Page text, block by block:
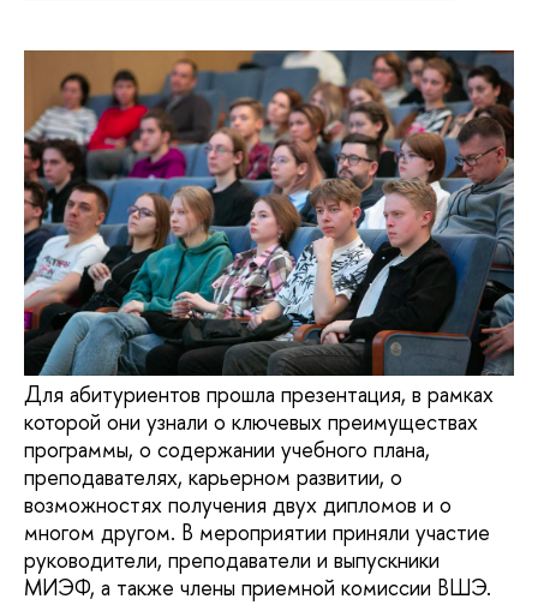
Для абитуриентов прошла презентация, в рамках
которой они узнали о ключевых преимуществах
программы, о содержании учебного плана,
преподавателях, карьерном развитии, о
возможностях получения двух дипломов и о
многом другом. В мероприятии приняли участие
руководители, преподаватели и выпускники
МИЭФ, а также члены приемной комиссии ВШЭ.